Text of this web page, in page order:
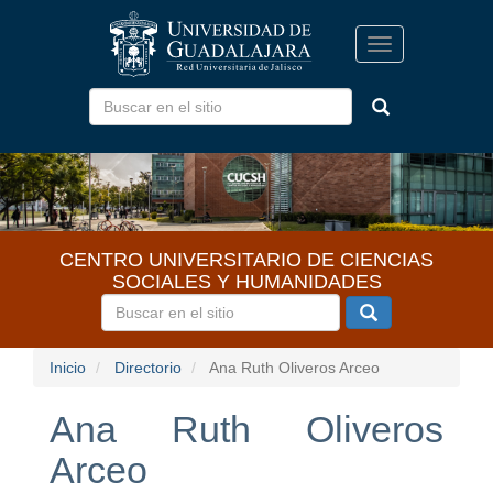
Toggle
navigation
CENTRO UNIVERSITARIO DE CIENCIAS
SOCIALES Y HUMANIDADES
Inicio Directorio Ana Ruth Oliveros Arceo
Ana Ruth Oliveros
Arceo